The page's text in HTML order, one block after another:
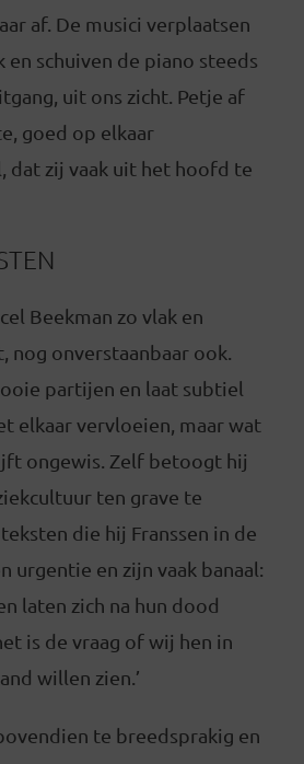
af. De musici verplaatsen
en schuiven de piano steeds
uit ons zicht. Petje af
goed op elkaar
dat zij vaak uit het hoofd te
Beekman zo vlak en
nog onverstaanbaar ook.
partijen en laat subtiel
elkaar vervloeien, maar wat
ongewis. Zelf betoogt hij
ten grave te
die hij Franssen in de
urgentie en zijn vaak banaal:
laten zich na hun dood
is de vraag of wij hen in
willen zien.’
te breedsprakig en